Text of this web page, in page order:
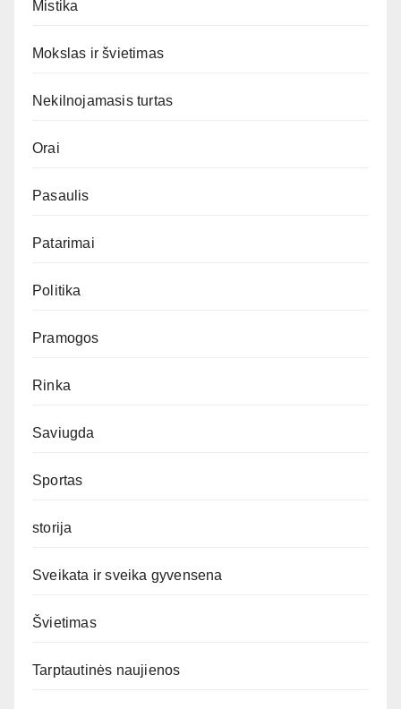
Mistika
Mokslas ir švietimas
Nekilnojamasis turtas
Orai
Pasaulis
Patarimai
Politika
Pramogos
Rinka
Saviugda
Sportas
storija
Sveikata ir sveika gyvensena
Švietimas
Tarptautinės naujienos